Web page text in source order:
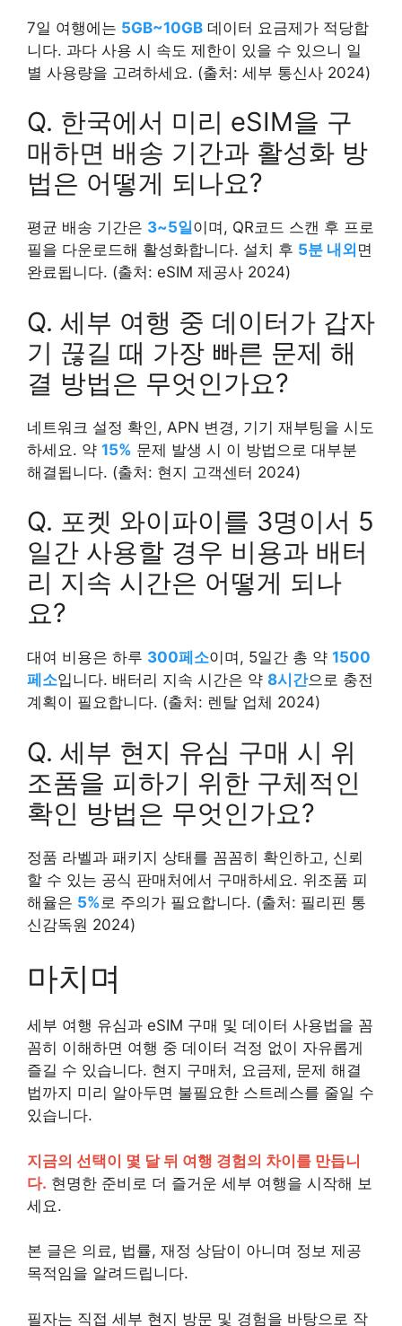
7일 여행에는 5GB~10GB 데이터 요금제가 적당합
니다. 과다 사용 시 속도 제한이 있을 수 있으니 일
별 사용량을 고려하세요. (출처: 세부 통신사 2024)
Q. 한국에서 미리 eSIM을 구
매하면 배송 기간과 활성화 방
법은 어떻게 되나요?
평균 배송 기간은 3~5일이며, QR코드 스캔 후 프로
필을 다운로드해 활성화합니다. 설치 후 5분 내외 면
완료됩니다. (출처: eSIM 제공사 2024)
Q. 세부 여행 중 데이터가 갑자
기 끊길 때 가장 빠른 문제 해
결 방법은 무엇인가요?
네트워크 설정 확인, APN 변경, 기기 재부팅을 시도
하세요. 약 15% 문제 발생 시 이 방법으로 대부분
해결됩니다. (출처: 현지 고객센터 2024)
Q. 포켓 와이파이를 3명이서 5
일간 사용할 경우 비용과 배터
리 지속 시간은 어떻게 되나
요?
대여 비용은 하루 300페소이며, 5일간 총 약 1500
페소입니다. 배터리 지속 시간은 약 8시간으로 충전
계획이 필요합니다. (출처: 렌탈 업체 2024)
Q. 세부 현지 유심 구매 시 위
조품을 피하기 위한 구체적인
확인 방법은 무엇인가요?
정품 라벨과 패키지 상태를 꼼꼼히 확인하고, 신뢰
할 수 있는 공식 판매처에서 구매하세요. 위조품 피
해율은 5% 로 주의가 필요합니다. (출처: 필리핀 통
신감독원 2024)
마치며
세부 여행 유심과 eSIM 구매 및 데이터 사용법을 꼼
꼼히 이해하면 여행 중 데이터 걱정 없이 자유롭게
즐길 수 있습니다. 현지 구매처, 요금제, 문제 해결
법까지 미리 알아두면 불필요한 스트레스를 줄일 수
있습니다.
지금의 선택이 몇 달 뒤 여행 경험의 차이를 만듭니
다. 현명한 준비로 더 즐거운 세부 여행을 시작해 보
세요.
본 글은 의료, 법률, 재정 상담이 아니며 정보 제공
목적임을 알려드립니다.
필자는 직접 세부 현지 방문 및 경험을 바탕으로 작